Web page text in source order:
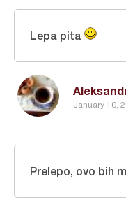
January 10,
Lepa pita
Prelepo, ovo bih